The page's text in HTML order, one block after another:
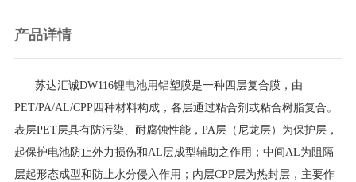
产品详情
苏达汇诚DW116锂电池用铝塑膜是一种四层复合膜，由
PET/PA/AL/CPP四种材料构成，各层通过粘合剂或粘合树脂复合。
表层PET层具有防污染、耐腐蚀性能，PA层（尼龙层）为保护层，
起保护电池防止外力损伤和AL层成型辅助之作用；中间AL为阻隔
层起形态成型和防止水分侵入作用；内层CPP层为热封层，主要作